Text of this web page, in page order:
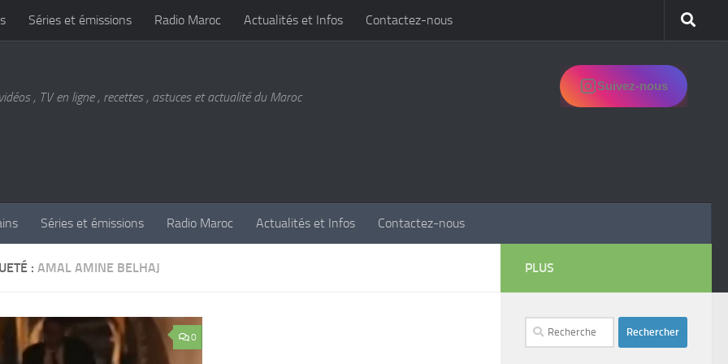
Séries et émissions Radio Maroc Actualités et Infos Contactez-nous
, TV en ligne , recettes , astuces et actualité du Maroc
Suivez-nous
Séries et émissions Radio Maroc Actualités et Infos Contactez-nous
: AMAL AMINE BELHAJ
0
PLUS
Rechercher :